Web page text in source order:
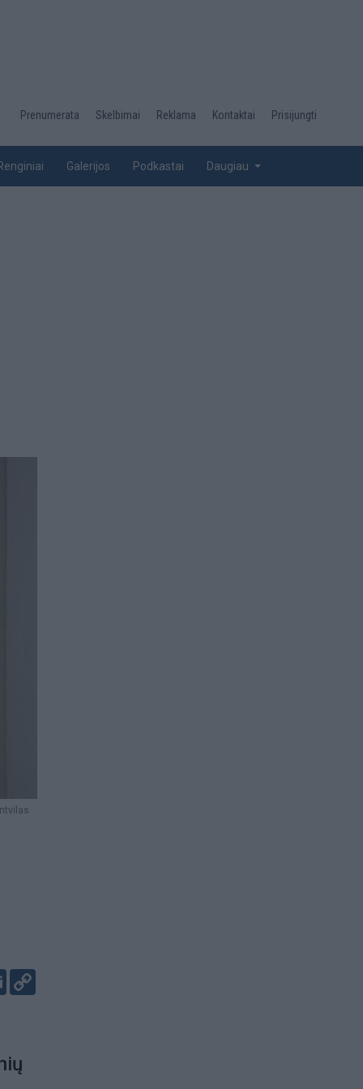
Desktop
top
Prenumerata Skelbimai Reklama Kontaktai Prisijungti
Galerijos Podkastai Daugiau
Email